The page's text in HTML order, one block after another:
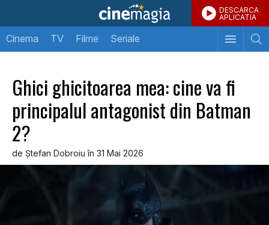
DESCARCA
APLICATIA
Cinema TV Filme Seriale
Ghici ghicitoarea mea: cine va fi
principalul antagonist din Batman
2?
de Ştefan Dobroiu în 31 Mai 2026